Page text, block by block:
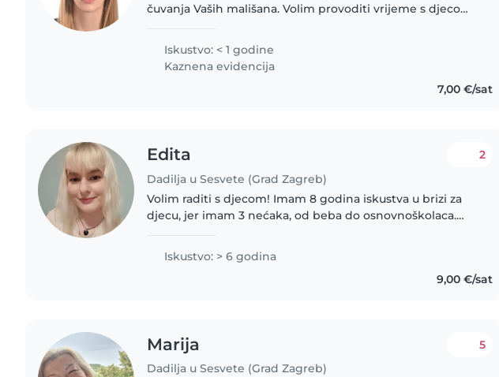
čuvanja Vaših mališana. Volim provoditi vrijeme s djecom,
pričljiva. Planiram..
Iskustvo: < 1 godine
Kaznena evidencija
7,00 €/sat
Edita
Dadilja u Sesvete (Grad Zagreb)
2
Volim raditi s djecom! Imam 8 godina iskustva u brizi za
djecu, jer imam 3 nećaka, od beba do osnovnoškolaca.
Iskustvo: > 6 godina
9,00 €/sat
Marija
Dadilja u Sesvete (Grad Zagreb)
5